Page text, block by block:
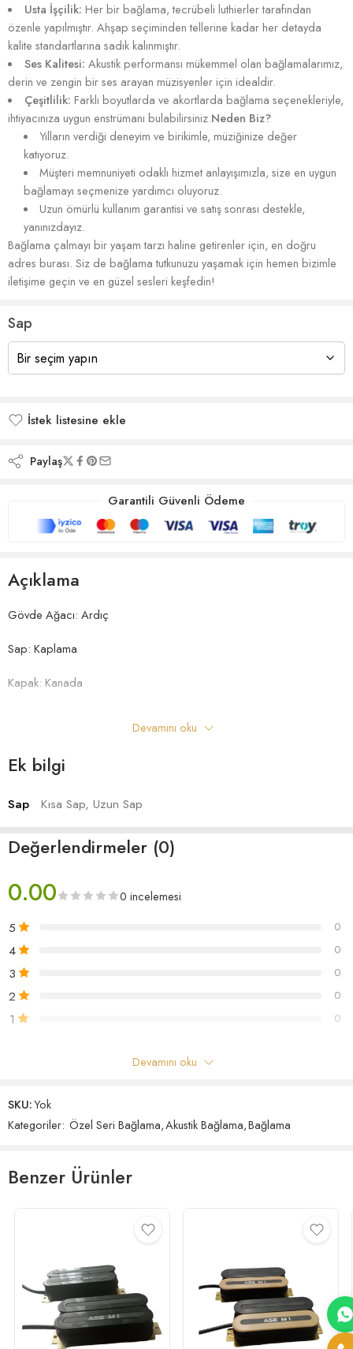
Usta İşçilik: Her bir bağlama, tecrübeli luthierler tarafından
özenle yapılmıştır. Ahşap seçiminden tellerine kadar her detayda
kalite standartlarına sadık kalınmıştır.
Ses Kalitesi: Akustik performansı mükemmel olan bağlamalarımız,
derin ve zengin bir ses arayan müzisyenler için idealdir.
Çeşitlilik: Farklı boyutlarda ve akortlarda bağlama seçenekleriyle,
ihtiyacınıza uygun enstrümanı bulabilirsiniz.Neden Biz?
Yılların verdiği deneyim ve birikimle, müziğinize değer
katıyoruz.
Müşteri memnuniyeti odaklı hizmet anlayışımızla, size en uygun
bağlamayı seçmenize yardımcı oluyoruz.
Uzun ömürlü kullanım garantisi ve satış sonrası destekle,
yanınızdayız.
Bağlama çalmayı bir yaşam tarzı haline getirenler için, en doğru
adres burası. Siz de bağlama tutkunuzu yaşamak için hemen bizimle
iletişime geçin ve en güzel sesleri keşfedin!
Sap
İstek listesine ekle
Paylaş
Garantili Güvenli Ödeme
Açıklama
Gövde Ağacı: Ardıç
Sap: Kaplama
Kapak: Kanada
Devamını oku
Ek bilgi
Sap Kısa Sap, Uzun Sap
Değerlendirmeler (0)
0.00 0 incelemesi
5 0
4 0
3 0
2 0
1 0
“Profesyonel Ardıç Bağlama – Özel Seri” için ilk yorum yapan
siz olun
Yorumlar
Henüz hiç yorum yok.
Devamını oku
SKU:Yok
Kategoriler: Özel Seri Bağlama,Akustik Bağlama,Bağlama
Benzer Ürünler